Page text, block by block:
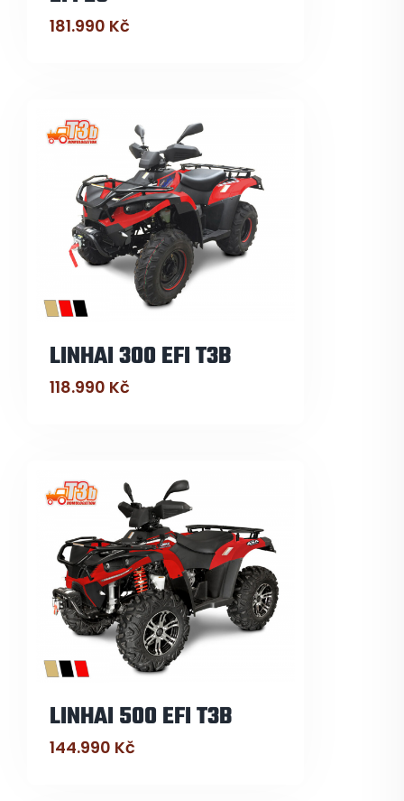
181.990 Kč
LINHAI 300 EFI T3B
118.990 Kč
LINHAI 500 EFI T3B
144.990 Kč